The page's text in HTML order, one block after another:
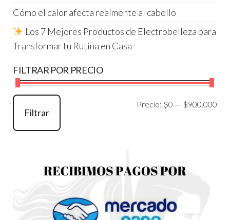
Cómo el calor afecta realmente al cabello
Los 7 Mejores Productos de Electrobelleza para
Transformar tu Rutina en Casa
FILTRAR POR PRECIO
Filtrar
Precio: $0 — $900.000